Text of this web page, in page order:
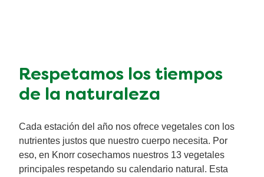
Respetamos los tiempos
de la naturaleza
Cada estación del año nos ofrece vegetales con los
nutrientes justos que nuestro cuerpo necesita. Por
eso, en Knorr cosechamos nuestros 13 vegetales
principales respetando su calendario natural. Esta